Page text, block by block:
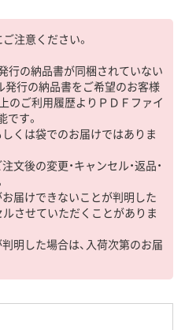
注意ください。
行の納品書が同梱されていない
発行の納品書をご希望のお客様
のご利用履歴よりＰＤＦファイ
す。
くは袋でのお届けではありま
文後の変更・キャンセル・返品・
お届けできないことが判明した
させていただくことがありま
明した場合は、入荷次第のお届